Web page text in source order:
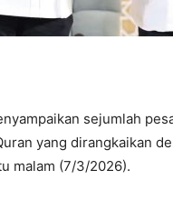
sejumlah
yang dirangkaikan
malam (7/3/2026).